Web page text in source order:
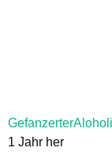
1 Jahr her